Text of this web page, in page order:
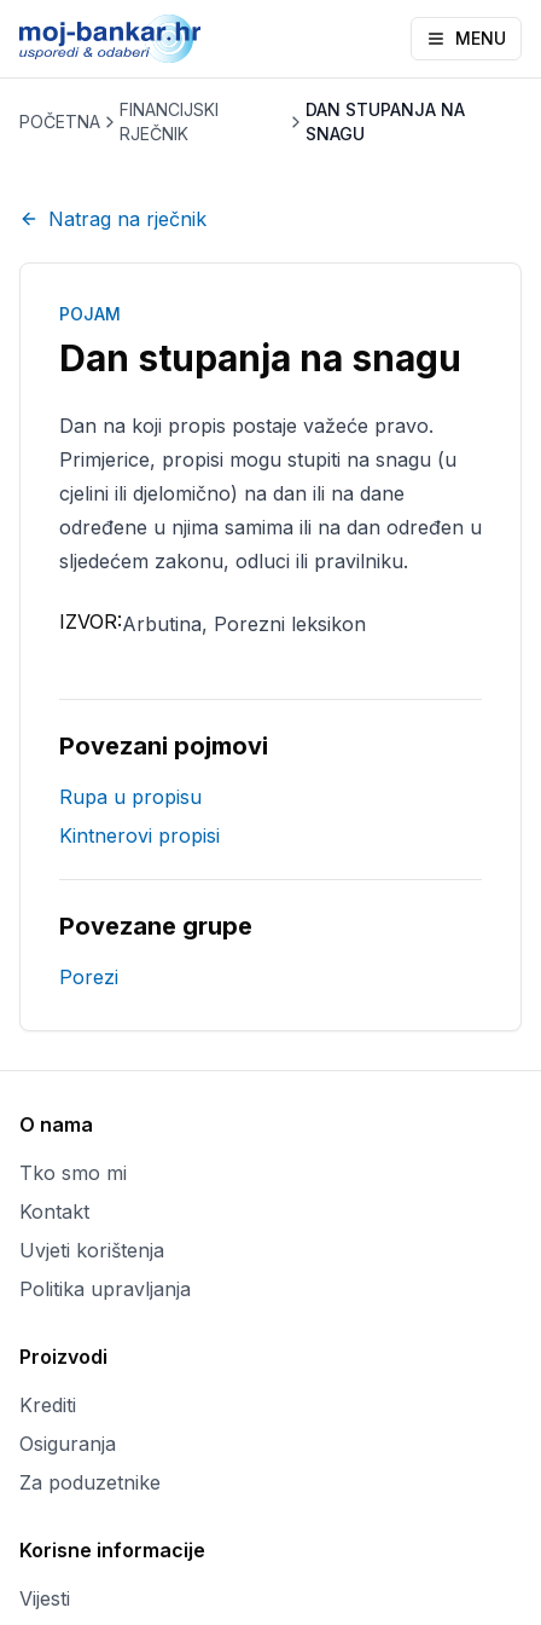
MENU
POČETNA
FINANCIJSKI
RJEČNIK
DAN STUPANJA NA
SNAGU
Natrag na rječnik
POJAM
Dan stupanja na snagu
Dan na koji propis postaje važeće pravo.
Primjerice, propisi mogu stupiti na snagu (u
cjelini ili djelomično) na dan ili na dane
određene u njima samima ili na dan određen u
sljedećem zakonu, odluci ili pravilniku.
IZVOR:Arbutina, Porezni leksikon
Povezani pojmovi
Rupa u propisu
Kintnerovi propisi
Povezane grupe
Porezi
O nama
Tko smo mi
Kontakt
Uvjeti korištenja
Politika upravljanja
Proizvodi
Krediti
Osiguranja
Za poduzetnike
Korisne informacije
Vijesti